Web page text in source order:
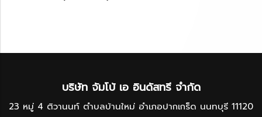
บริษัท จัมโบ้ เอ อินดัสทรี จำกัด
23 หมู่ 4 ติวานนท์ ตำบลบ้านใหม่ อำเภอปากเกร็ด นนทบุรี 11120